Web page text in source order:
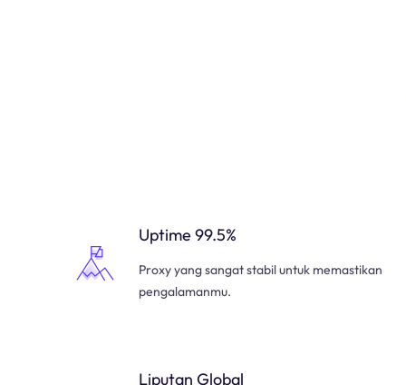
Uptime 99.5%
Proxy yang sangat stabil untuk memastikan
pengalamanmu.
Liputan Global